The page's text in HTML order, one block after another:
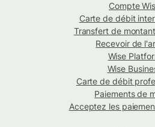
Compte
Carte de débit
Transfert de
Recevoir de
Wise
Wise
Carte de débit
Paiements de
Acceptez les